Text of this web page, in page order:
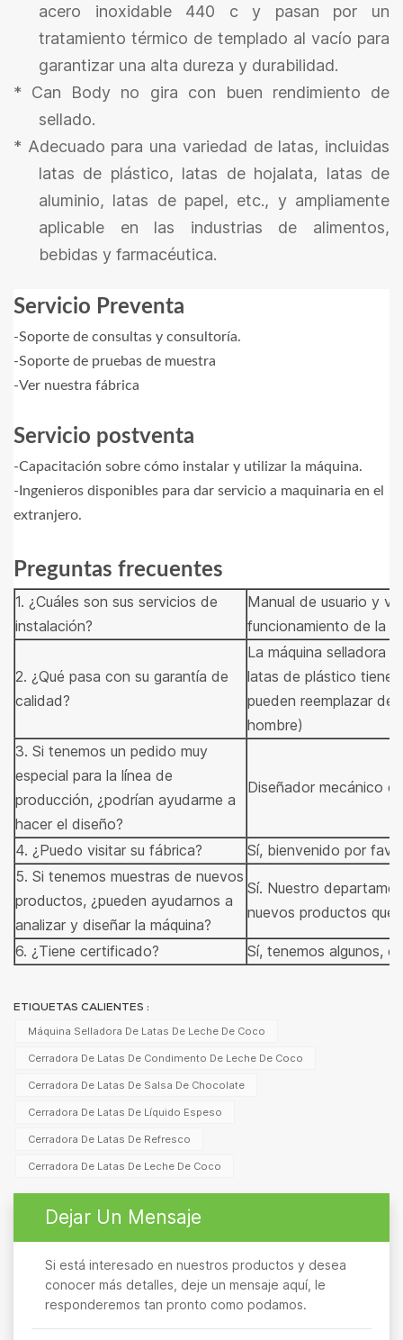
acero inoxidable 440 c y pasan por un
tratamiento térmico de templado al vacío para
garantizar una alta dureza y durabilidad.
* Can Body no gira con buen rendimiento de
sellado.
* Adecuado para una variedad de latas, incluidas
latas de plástico, latas de hojalata, latas de
aluminio, latas de papel, etc., y ampliamente
aplicable en las industrias de alimentos,
bebidas y farmacéutica.
Servicio Preventa
-Soporte de consultas y consultoría.
-Soporte de pruebas de muestra
-Ver nuestra fábrica
Servicio postventa
-Capacitación sobre cómo instalar y utilizar la máquina.
-Ingenieros disponibles para dar servicio a maquinaria en el
extranjero.
Preguntas frecuentes
1. ¿Cuáles son sus servicios de
instalación?
Manual de usuario y
funcionamiento de la
2. ¿Qué pasa con su garantía de
calidad?
La máquina selladora
latas de plástico tiene
pueden reemplazar
hombre)
3. Si tenemos un pedido muy
especial para la línea de
producción, ¿podrían ayudarme a
hacer el diseño?
Diseñador mecánico
4. ¿Puedo visitar su fábrica?
Sí, bienvenido por
5. Si tenemos muestras de nuevos
productos, ¿pueden ayudarnos a
analizar y diseñar la máquina?
Sí. Nuestro
nuevos productos que
6. ¿Tiene certificado? Sí, tenemos algunos,
ETIQUETAS CALIENTES :
Máquina Selladora De Latas De Leche De Coco
Cerradora De Latas De Condimento De Leche De Coco
Cerradora De Latas De Salsa De Chocolate
Cerradora De Latas De Líquido Espeso
Cerradora De Latas De Refresco
Cerradora De Latas De Leche De Coco
Dejar Un Mensaje
Si está interesado en nuestros productos y desea
conocer más detalles, deje un mensaje aquí, le
responderemos tan pronto como podamos.